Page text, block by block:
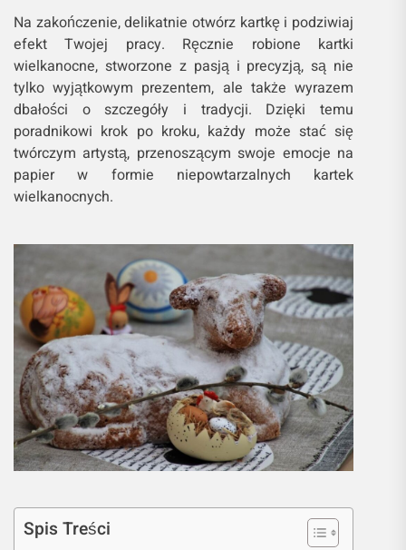
Na zakończenie, delikatnie otwórz kartkę i podziwiaj
efekt Twojej pracy. Ręcznie robione kartki
wielkanocne, stworzone z pasją i precyzją, są nie
tylko wyjątkowym prezentem, ale także wyrazem
dbałości o szczegóły i tradycji. Dzięki temu
poradnikowi krok po kroku, każdy może stać się
twórczym artystą, przenoszącym swoje emocje na
papier w formie niepowtarzalnych kartek
wielkanocnych.
Spis Treści